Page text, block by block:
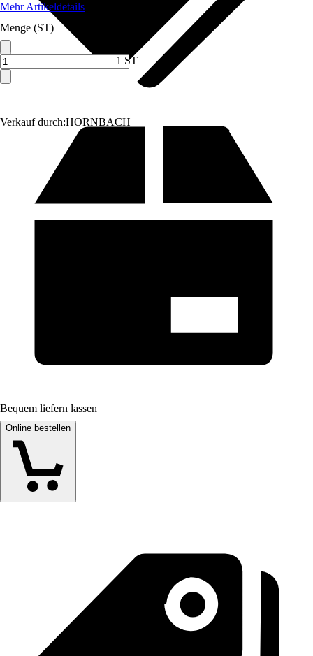
Verkauf durch:HORNBACH
Mehr Artikeldetails
Menge (ST)
1 ST
Bequem liefern lassen
Online bestellen